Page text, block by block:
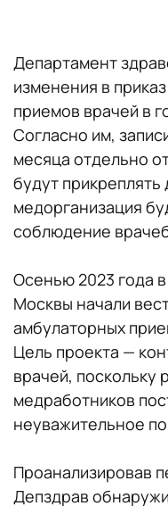
Департамент
изменения в
приемов врачей в
Согласно им,
месяца отдельно
будут
медорганизация
соблюдение
Осенью 2023 года
Москвы начали
амбулаторных
Цель проекта —
врачей, поскольку
медработников
неуважительное
Проанализировав
Депздрав